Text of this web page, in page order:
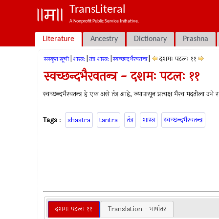
TransLiteral
A Nonprofit Public Service Initiative.
Literature Ancestry Dictionary Prashna
संस्कृत सूची शास्त्रः तंत्र शास्त्रः स्वच्छन्दभैरवतन्त्र दशमः पटलः ११
स्वच्छन्दभैरवतन्त्र - दशमः पटलः ११
स्वच्छन्दभैरवतन्त्र हे एक असे तंत्र आहे, ज्यापासून प्रत्यक्ष भैरव मदतीला उभे
Tags : shastra tantra तंत्र शास्त्र स्वच्छन्दभैरवतन्त्र
दशमः पटलः ११ Translation - भाषांतर